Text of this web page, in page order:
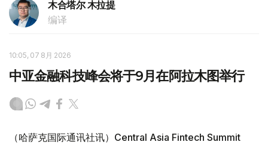
木合塔尔 木拉提
编译
10:05, 07 8月 2026
中亚金融科技峰会将于9月在阿拉木图举行
（哈萨克国际通讯社讯）Central Asia Fintech Summit